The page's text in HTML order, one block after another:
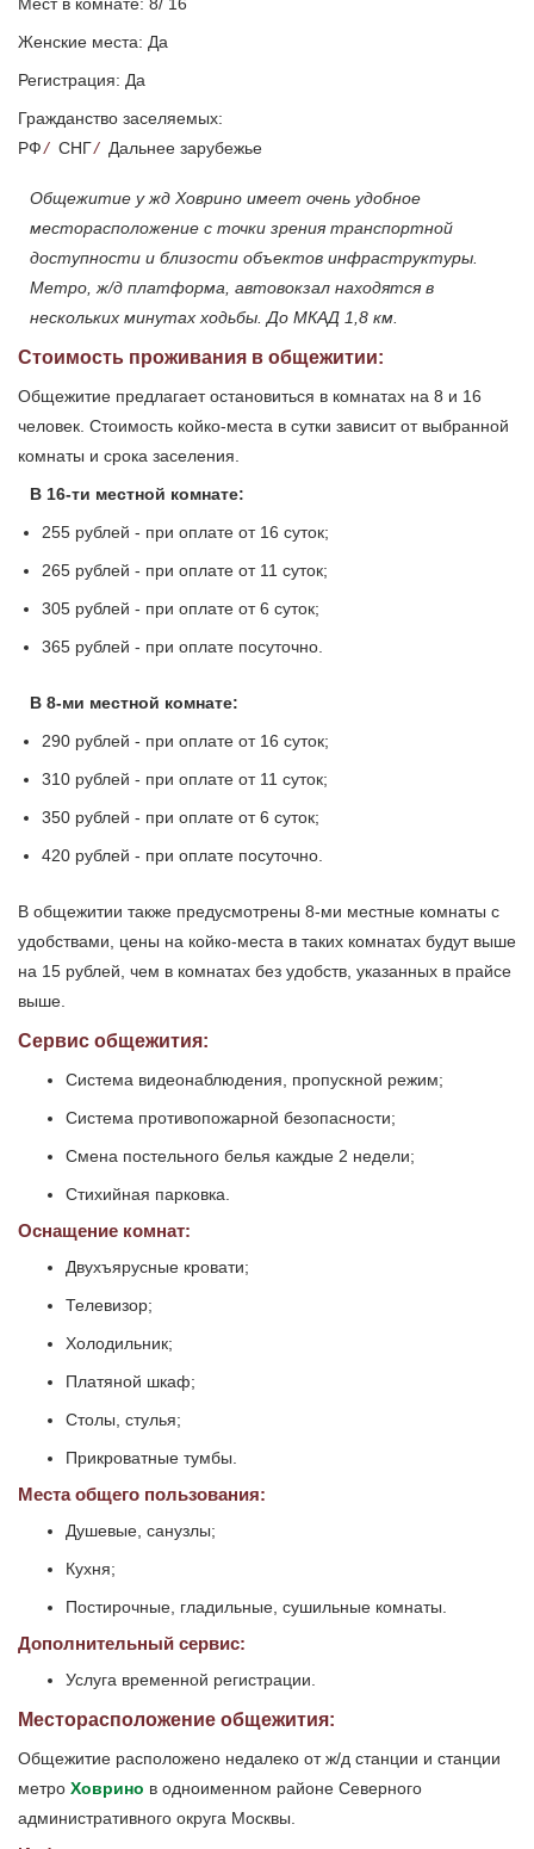
Мест в комнате: 8/ 16
Женские места: Да
Регистрация: Да
Гражданство заселяемых:
РФ/ СНГ/ Дальнее зарубежье
Общежитие у жд Ховрино имеет очень удобное
месторасположение с точки зрения транспортной
доступности и близости объектов инфраструктуры.
Метро, ж/д платформа, автовокзал находятся в
нескольких минутах ходьбы. До МКАД 1,8 км.
Стоимость проживания в общежитии:
Общежитие предлагает остановиться в комнатах на 8 и 16
человек. Стоимость койко-места в сутки зависит от выбранной
комнаты и срока заселения.
В 16-ти местной комнате:
255 рублей - при оплате от 16 суток;
265 рублей - при оплате от 11 суток;
305 рублей - при оплате от 6 суток;
365 рублей - при оплате посуточно.
В 8-ми местной комнате:
290 рублей - при оплате от 16 суток;
310 рублей - при оплате от 11 суток;
350 рублей - при оплате от 6 суток;
420 рублей - при оплате посуточно.
В общежитии также предусмотрены 8-ми местные комнаты с
удобствами, цены на койко-места в таких комнатах будут выше
на 15 рублей, чем в комнатах без удобств, указанных в прайсе
выше.
Сервис общежития:
Система видеонаблюдения, пропускной режим;
Система противопожарной безопасности;
Смена постельного белья каждые 2 недели;
Стихийная парковка.
Оснащение комнат:
Двухъярусные кровати;
Телевизор;
Холодильник;
Платяной шкаф;
Столы, стулья;
Прикроватные тумбы.
Места общего пользования:
Душевые, санузлы;
Кухня;
Постирочные, гладильные, сушильные комнаты.
Дополнительный сервис:
Услуга временной регистрации.
Месторасположение общежития:
Общежитие расположено недалеко от ж/д станции и станции
метро Ховрино в одноименном районе Северного
административного округа Москвы.